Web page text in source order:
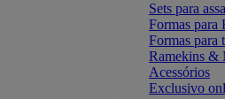
Sets para
Formas para
Formas para
Ramekins &
Acessórios
Exclusivo